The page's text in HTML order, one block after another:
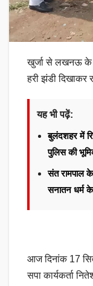
खुर्जा से लखनऊ के
हरी झंडी दिखाकर
यह भी पढ़ें:
बुलंदशहर में
पुलिस की
संत रामपाल
सनातन धर्म
आज दिनांक 17
सपा कार्यकर्ता